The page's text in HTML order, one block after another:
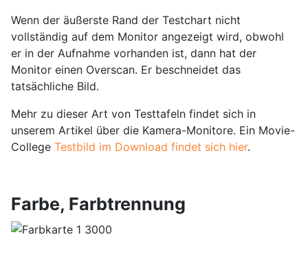
Wenn der äußerste Rand der Testchart nicht
vollständig auf dem Monitor angezeigt wird, obwohl
er in der Aufnahme vorhanden ist, dann hat der
Monitor einen Overscan. Er beschneidet das
tatsächliche Bild.
Mehr zu dieser Art von Testtafeln findet sich in
unserem Artikel über die Kamera-Monitore. Ein Movie-
College Testbild im Download findet sich hier.
Farbe, Farbtrennung